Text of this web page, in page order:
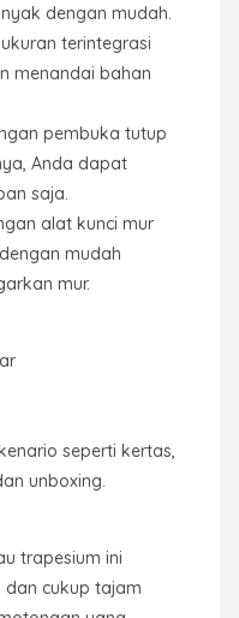
dengan mudah.
terintegrasi
menandai bahan
pembuka tutup
Anda dapat
saja.
alat kunci mur
mudah
mur.
seperti kertas,
unboxing.
trapesium ini
cukup tajam